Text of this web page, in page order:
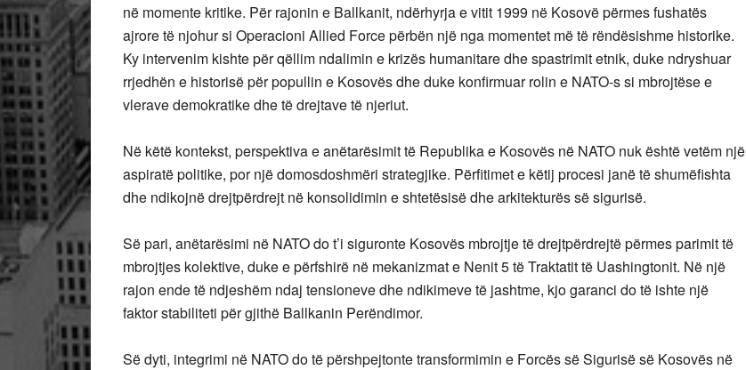
në momente kritike. Për rajonin e Ballkanit, ndërhyrja e vitit 1999 në Kosovë përmes fushatës
ajrore të njohur si Operacioni Allied Force përbën një nga momentet më të rëndësishme historike.
Ky intervenim kishte për qëllim ndalimin e krizës humanitare dhe spastrimit etnik, duke ndryshuar
rrjedhën e historisë për popullin e Kosovës dhe duke konfirmuar rolin e NATO-s si mbrojtëse e
vlerave demokratike dhe të drejtave të njeriut.
Në këtë kontekst, perspektiva e anëtarësimit të Republika e Kosovës në NATO nuk është vetëm një
aspiratë politike, por një domosdoshmëri strategjike. Përfitimet e këtij procesi janë të shumëfishta
dhe ndikojnë drejtpërdrejt në konsolidimin e shtetësisë dhe arkitekturës së sigurisë.
Së pari, anëtarësimi në NATO do t’i siguronte Kosovës mbrojtje të drejtpërdrejtë përmes parimit të
mbrojtjes kolektive, duke e përfshirë në mekanizmat e Nenit 5 të Traktatit të Uashingtonit. Në një
rajon ende të ndjeshëm ndaj tensioneve dhe ndikimeve të jashtme, kjo garanci do të ishte një
faktor stabiliteti për gjithë Ballkanin Perëndimor.
Së dyti, integrimi në NATO do të përshpejtonte transformimin e Forcës së Sigurisë së Kosovës në